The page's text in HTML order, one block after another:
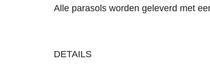
Alle parasols worden geleverd met
DETAILS